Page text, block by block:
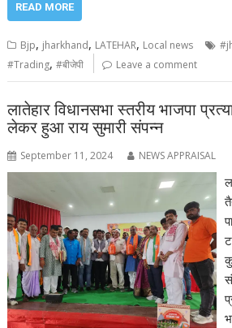
READ MORE
Bjp, jharkhand, LATEHAR, Local news
#Trading,#बीजेपी Leave a comment
लातेहार विधानसभा स्तरीय भाजपा
लेकर हुआ राय सुमारी संपन्न
September 11, 2024 NEWS APPRAISAL